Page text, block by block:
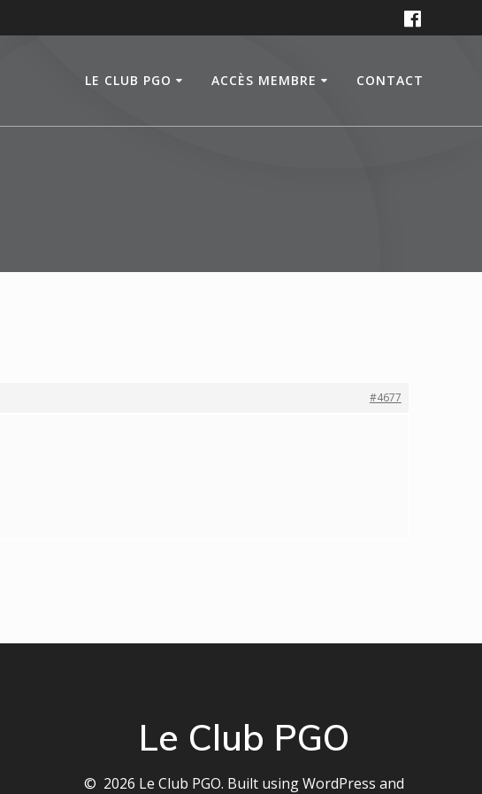
LE CLUB PGO ACCÈS MEMBRE CONTACT
#4677
Le Club PGO
© 2026 Le Club PGO. Built using WordPress and